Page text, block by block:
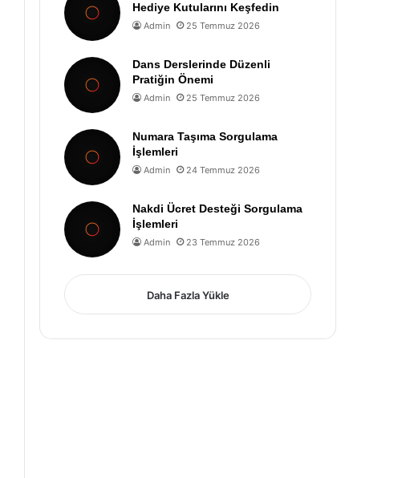
Hediye Kutularını Keşfedin
Admin 25 Temmuz 2026
Dans Derslerinde Düzenli
Pratiğin Önemi
Admin 25 Temmuz 2026
Numara Taşıma Sorgulama
İşlemleri
Admin 24 Temmuz 2026
Nakdi Ücret Desteği Sorgulama
İşlemleri
Admin 23 Temmuz 2026
Daha Fazla Yükle